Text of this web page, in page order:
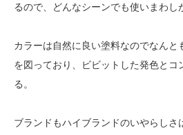
るので、どんなシーンでも使いまわし
カラーは自然に良い塗料なのでなんと
を図っており、ビビットした発色とコ
る。
ブランドもハイブランドのいやらしさ